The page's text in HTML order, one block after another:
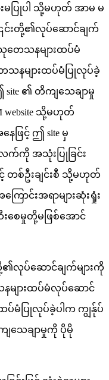
ပြုပါ သို့မဟုတ် အာမ မ
၎င်းတို့၏လုပ်ဆောင်ချက်
ေသနများထပ်မံ
နများထပ်မံပြုလုပ်ခဲ့
၏ တိကျသေချာမှု
သို့မဟုတ်
နေဖြင့် ဤ site မှ
ကို အသုံးပြုခြင်း
တစ်ဦးချင်းစီ သို့မဟုတ်
ြောင်းအရာများဆုံးရှုံး
စေမှုတို့မဖြစ်အောင်
လုပ်ဆောင်ချက်များကို
ားထပ်မံလုပ်ဆောင်
မံပြုလုပ်ခဲ့ပါက ကျွန်ုပ်
သေချာမှုကို ပိုမို